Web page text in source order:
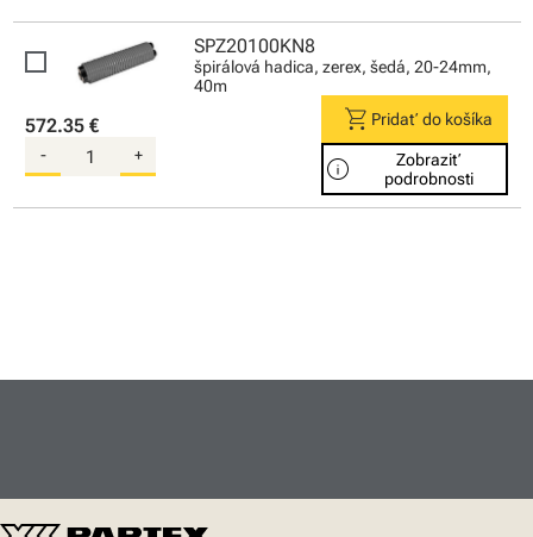
SPZ20100KN8
špirálová hadica, zerex, šedá, 20-24mm,
40m
572.35 €
- +
shopping_cart Pridať do košíka
info
Zobraziť
podrobnosti